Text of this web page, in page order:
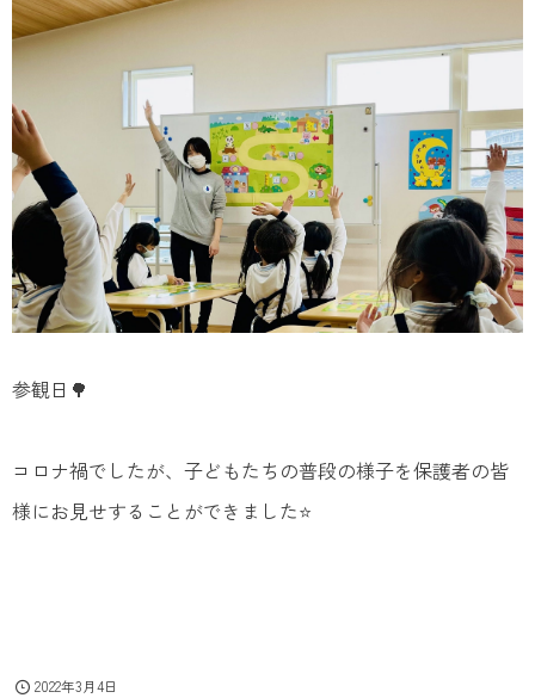
参観日🌳
コロナ禍でしたが、子どもたちの普段の様子を保護者の皆
様にお見せすることができました⭐
2022年3月4日